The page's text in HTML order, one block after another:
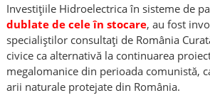
Investițiile Hidroelectrica în sisteme de
dublate de cele în stocare, au fost
specialiștilor consultați de România
civice ca alternativă la continuarea
megalomanice din perioada comunistă,
arii naturale protejate din România.